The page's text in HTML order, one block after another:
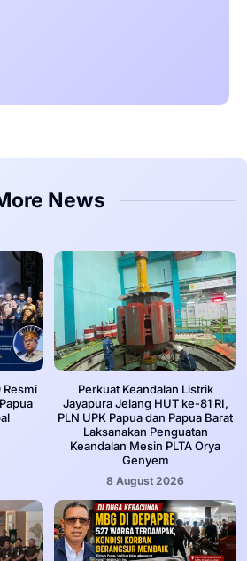
News
Resmi
Perkuat Keandalan Listrik
Jayapura Jelang HUT ke-81 RI,
PLN UPK Papua dan Papua Barat
Laksanakan Penguatan
Keandalan Mesin PLTA Orya
Genyem
8 August 2026